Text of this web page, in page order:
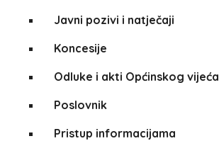
Javni pozivi i natječaji
Koncesije
Odluke i akti Općinskog vijeća
Poslovnik
Pristup informacijama